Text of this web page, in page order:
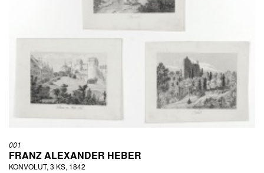
001
FRANZ ALEXANDER HEBER
KONVOLUT, 3 KS, 1842